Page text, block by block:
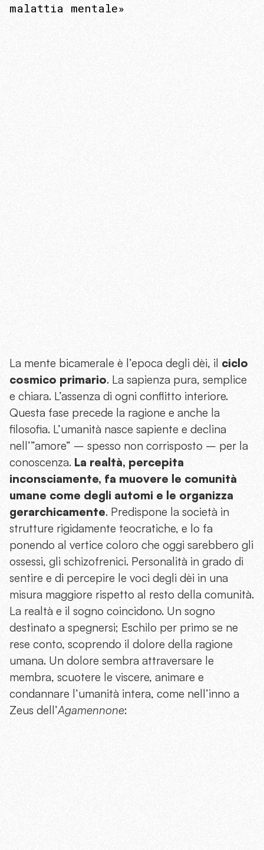
malattia mentale»
La mente bicamerale è l’epoca degli dèi, il ciclo
cosmico primario. La sapienza pura, semplice
e chiara. L’assenza di ogni conflitto interiore.
Questa fase precede la ragione e anche la
filosofia. L’umanità nasce sapiente e declina
nell’”amore” – spesso non corrisposto – per la
conoscenza. La realtà, percepita
inconsciamente, fa muovere le comunità
umane come degli automi e le organizza
gerarchicamente. Predispone la società in
strutture rigidamente teocratiche, e lo fa
ponendo al vertice coloro che oggi sarebbero gli
ossessi, gli schizofrenici. Personalità in grado di
sentire e di percepire le voci degli dèi in una
misura maggiore rispetto al resto della comunità.
La realtà e il sogno coincidono. Un sogno
destinato a spegnersi; Eschilo per primo se ne
rese conto, scoprendo il dolore della ragione
umana. Un dolore sembra attraversare le
membra, scuotere le viscere, animare e
condannare l’umanità intera, come nell’inno a
Zeus dell’Agamennone: